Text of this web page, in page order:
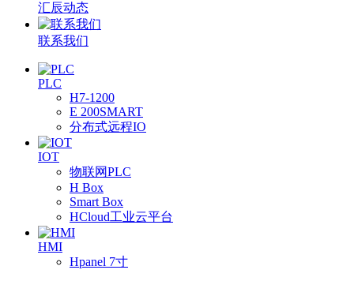
汇辰动态
联系我们
PLC
H7-1200
E 200SMART
分布式远程IO
IOT
物联网PLC
H Box
Smart Box
HCloud工业云平台
HMI
Hpanel 7寸